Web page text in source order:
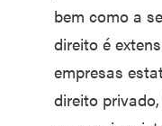
bem como a
direito é
empresas
direito